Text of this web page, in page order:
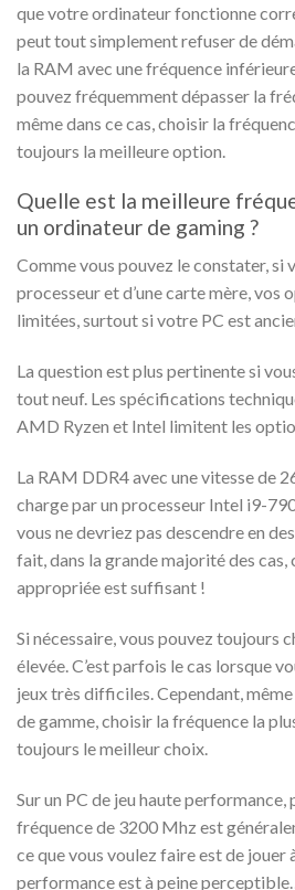
que votre ordinateur fonctionne
peut tout simplement refuser de
la RAM avec une fréquence
pouvez fréquemment dépasser la
même dans ce cas, choisir la
toujours la meilleure option.
Quelle est la meilleure
un ordinateur de gaming ?
Comme vous pouvez le constater, si
processeur et d’une carte mère, vos
limitées, surtout si votre PC est
La question est plus pertinente si
tout neuf. Les spécifications
AMD Ryzen et Intel limitent les
La RAM DDR4 avec une vitesse de
charge par un processeur Intel i9-
vous ne devriez pas descendre en
fait, dans la grande majorité des
appropriée est suffisant !
Si nécessaire, vous pouvez toujours
élevée. C’est parfois le cas lorsque
jeux très difficiles. Cependant,
de gamme, choisir la fréquence la
toujours le meilleur choix.
Sur un PC de jeu haute performance,
fréquence de 3200 Mhz est
ce que vous voulez faire est de jouer
performance est à peine perceptible…